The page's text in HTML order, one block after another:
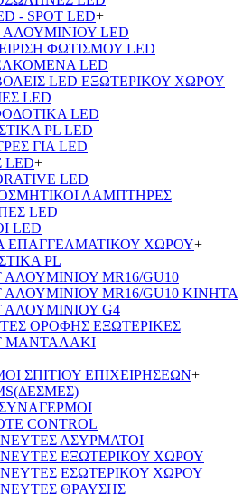
- SPOT LED+
ΑΛΟΥΜΙΝΙΟΥ LED
ΦΩΤΙΣΜΟΥ LED
LED
LED ΕΞΩΤΕΡΙΚΟΥ ΧΩΡΟΥ
LED
LED
PL LED
ΓΙΑ LED
+
LED
ΛΑΜΠΤΗΡΕΣ
LED
LED
ΕΠΑΓΓΕΛΜΑΤΙΚΟΥ ΧΩΡΟΥ+
PL
MR16/GU10
MR16/GU10 ΚΙΝΗΤΑ
ΑΛΟΥΜΙΝΙΟΥ G4
ΟΡΟΦΗΣ ΕΞΩΤΕΡΙΚΕΣ
ΜΑΝΤΑΛΑΚΙ
ΣΠΙΤΙΟΥ ΕΠΙΧΕΙΡΗΣΕΩΝ+
ΣΥΝΑΓΕΡΜΟΙ
CONTROL
ΑΣΥΡΜΑΤΟΙ
ΕΞΩΤΕΡΙΚΟΥ ΧΩΡΟΥ
ΕΣΩΤΕΡΙΚΟΥ ΧΩΡΟΥ
ΘΡΑΥΣΗΣ